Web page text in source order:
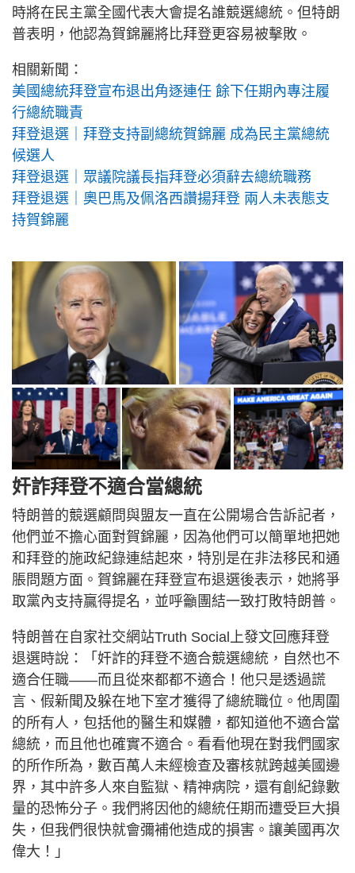
時將在民主黨全國代表大會提名誰競選總統。但特朗
普表明，他認為賀錦麗將比拜登更容易被擊敗。
相關新聞：
美國總統拜登宣布退出角逐連任 餘下任期內專注履
行總統職責
拜登退選｜拜登支持副總統賀錦麗 成為民主黨總統
候選人
拜登退選｜眾議院議長指拜登必須辭去總統職務
拜登退選｜奧巴馬及佩洛西讚揚拜登 兩人未表態支
持賀錦麗
奸詐拜登不適合當總統
特朗普的競選顧問與盟友一直在公開場合告訴記者，
他們並不擔心面對賀錦麗，因為他們可以簡單地把她
和拜登的施政紀錄連結起來，特別是在非法移民和通
脹問題方面。賀錦麗在拜登宣布退選後表示，她將爭
取黨內支持贏得提名，並呼籲團結一致打敗特朗普。
特朗普在自家社交網站Truth Social上發文回應拜登
退選時說：「奸詐的拜登不適合競選總統，自然也不
適合任職——而且從來都都不適合！他只是透過謊
言、假新聞及躲在地下室才獲得了總統職位。他周圍
的所有人，包括他的醫生和媒體，都知道他不適合當
總統，而且他也確實不適合。看看他現在對我們國家
的所作所為，數百萬人未經檢查及審核就跨越美國邊
界，其中許多人來自監獄、精神病院，還有創紀錄數
量的恐怖分子。我們將因他的總統任期而遭受巨大損
失，但我們很快就會彌補他造成的損害。讓美國再次
偉大！」